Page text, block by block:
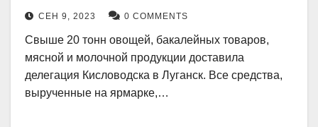
СЕН 9, 2023 0 COMMENTS
Свыше 20 тонн овощей, бакалейных товаров,
мясной и молочной продукции доставила
делегация Кисловодска в Луганск. Все средства,
вырученные на ярмарке,…